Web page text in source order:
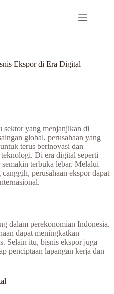
Ekspor di Era Digital
sektor yang menjanjikan di
global, perusahaan yang
terus berinovasi dan
teknologi. Di era digital seperti
terbuka lebar. Melalui
perusahaan ekspor dapat
dalam perekonomian Indonesia.
dapat meningkatkan
Selain itu, bisnis ekspor juga
penciptaan lapangan kerja dan